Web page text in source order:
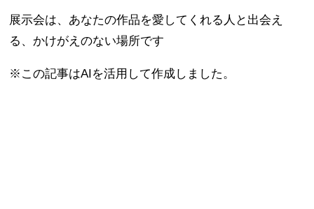
展示会は、あなたの作品を愛してくれる人と出会え
る、かけがえのない場所です
※この記事はAIを活用して作成しました。